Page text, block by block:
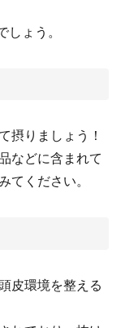
しょう。
摂りましょう！
などに含まれて
てください。
皮環境を整える